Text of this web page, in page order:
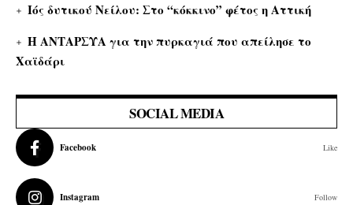
Ιός δυτικού Νείλου: Στο “κόκκινο” φέτος η Αττική
Η ΑΝΤΑΡΣΥΑ για την πυρκαγιά που απείλησε το
Χαϊδάρι
SOCIAL MEDIA
Facebook Like
Instagram Follow